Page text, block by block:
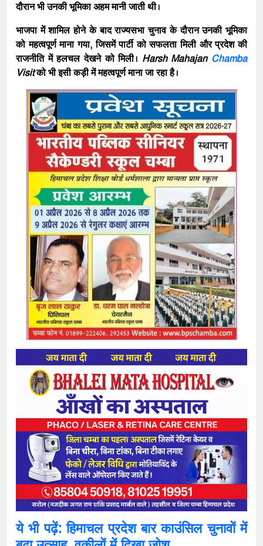
दौरान भी उनकी भूमिका अहम मानी जाती थी।
भाजपा में शामिल होने के बाद राज्यसभा चुनाव के दौरान उनकी भूमिका
को महत्वपूर्ण माना गया, जिसमें पार्टी को सफलता मिली और प्रदेश की
राजनीति में हलचल देखने को मिली। Harsh MahajanChamba
Visitको भी इसी कड़ी में महत्वपूर्ण माना जा रहा है।
ये भी पढ़ें: हिमाचल प्रदेश बार काउंसिल चुनावों में